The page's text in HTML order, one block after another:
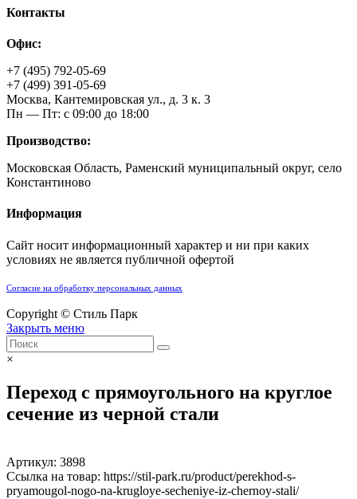
Контакты
Офис:
+7 (495) 792-05-69
+7 (499) 391-05-69
Москва, Кантемировская ул., д. 3 к. 3
Пн — Пт: с 09:00 до 18:00
Производство:
Московская Область, Раменский муниципальный округ, село
Константиново
Информация
Сайт носит информационный характер и ни при каких
условиях не является публичной офертой
Согласие на обработку персональных данных
Copyright © Стиль Парк
Закрыть меню
×
Переход с прямоугольного на круглое
сечение из черной стали
Артикул: 3898
Ссылка на товар: https://stil-park.ru/product/perekhod-s-
pryamougol-nogo-na-krugloye-secheniye-iz-chernoy-stali/